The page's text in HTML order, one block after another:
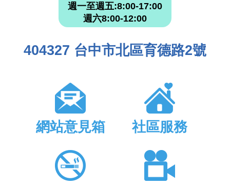
週一至週五:8:00-17:00
週六8:00-12:00
404327 台中市北區育德路2號
網站意見箱 社區服務